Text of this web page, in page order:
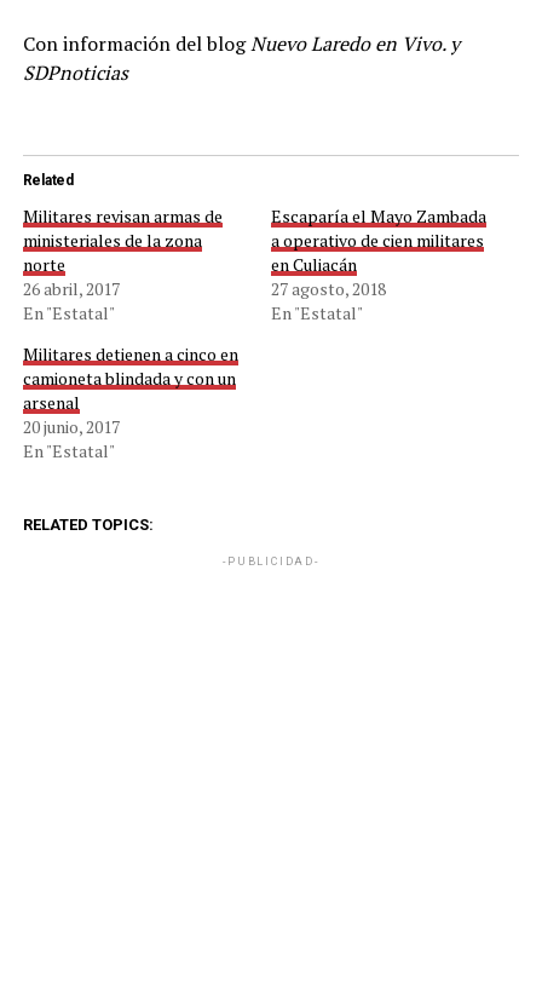
Con información del blogNuevo Laredo en Vivo. y
SDPnoticias
Related
Militares revisan armas de
ministeriales de la zona
norte
26 abril, 2017
En "Estatal"
Escaparía el Mayo Zambada
a operativo de cien militares
en Culiacán
27 agosto, 2018
En "Estatal"
Militares detienen a cinco en
camioneta blindada y con un
arsenal
20 junio, 2017
En "Estatal"
RELATED TOPICS:
-PUBLICIDAD-